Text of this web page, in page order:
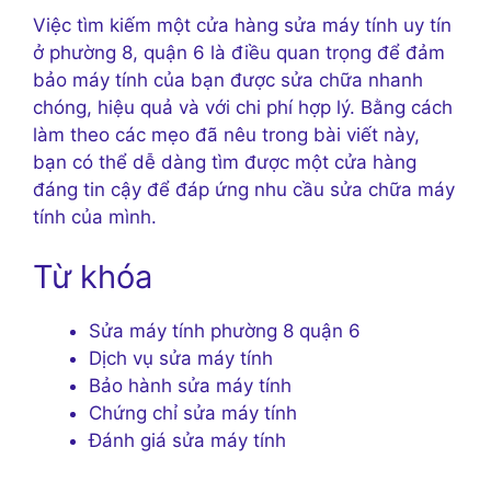
Việc tìm kiếm một cửa hàng sửa máy tính uy tín
ở phường 8, quận 6 là điều quan trọng để đảm
bảo máy tính của bạn được sửa chữa nhanh
chóng, hiệu quả và với chi phí hợp lý. Bằng cách
làm theo các mẹo đã nêu trong bài viết này,
bạn có thể dễ dàng tìm được một cửa hàng
đáng tin cậy để đáp ứng nhu cầu sửa chữa máy
tính của mình.
Từ khóa
Sửa máy tính phường 8 quận 6
Dịch vụ sửa máy tính
Bảo hành sửa máy tính
Chứng chỉ sửa máy tính
Đánh giá sửa máy tính